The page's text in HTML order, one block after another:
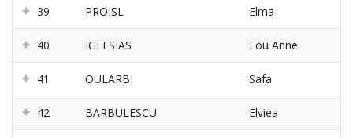
39 PROISL Elma
40 IGLESIAS Lou Anne
41 OULARBI Safa
42 BARBULESCU Elviea